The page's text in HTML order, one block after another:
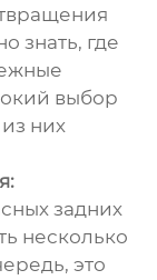
знать, где
выбор
них
задних
несколько
это